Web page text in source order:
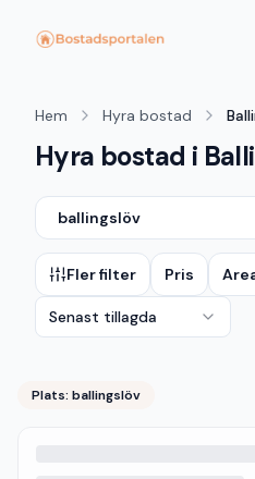
Hem Hyra bostad
Hyra bostad i
ballingslöv
Fler filter Pris
Senast tillagda
Plats: ballingslöv